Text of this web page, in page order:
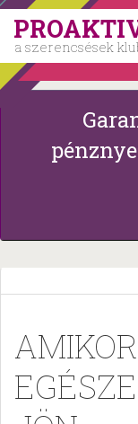
a szerencsések